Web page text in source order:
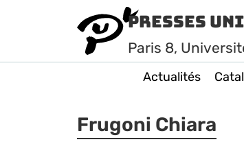
Presses
Paris 8,
Actualités
Frugoni Chiara